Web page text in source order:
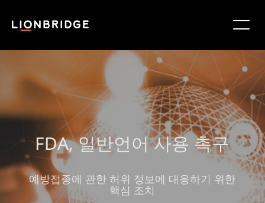
FDA, 일반언어 사용 촉구
예방접종에 관한 허위 정보에 대응하기 위한
핵심 조치